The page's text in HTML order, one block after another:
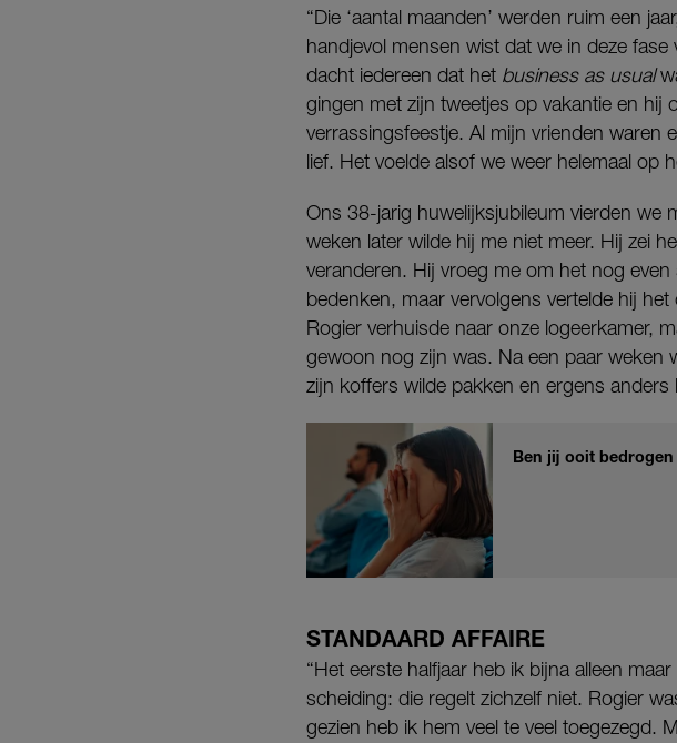
“Die ‘aantal maanden’ werden ruim een
handjevol mensen wist dat we in deze
dacht iedereen dat het business as usual
gingen met zijn tweetjes op vakantie en hij
verrassingsfeestje. Al mijn vrienden
lief. Het voelde alsof we weer helemaal op
Ons 38-jarig huwelijksjubileum vierden we
weken later wilde hij me niet meer. Hij zei
veranderen. Hij vroeg me om het nog
bedenken, maar vervolgens vertelde hij
Rogier verhuisde naar onze logeerkamer,
gewoon nog zijn was. Na een paar weken
zijn koffers wilde pakken en ergens anders
Ben jij ooit
STANDAARD AFFAIRE
“Het eerste halfjaar heb ik bijna alleen
scheiding: die regelt zichzelf niet. Rogier
gezien heb ik hem veel te veel toegezegd.